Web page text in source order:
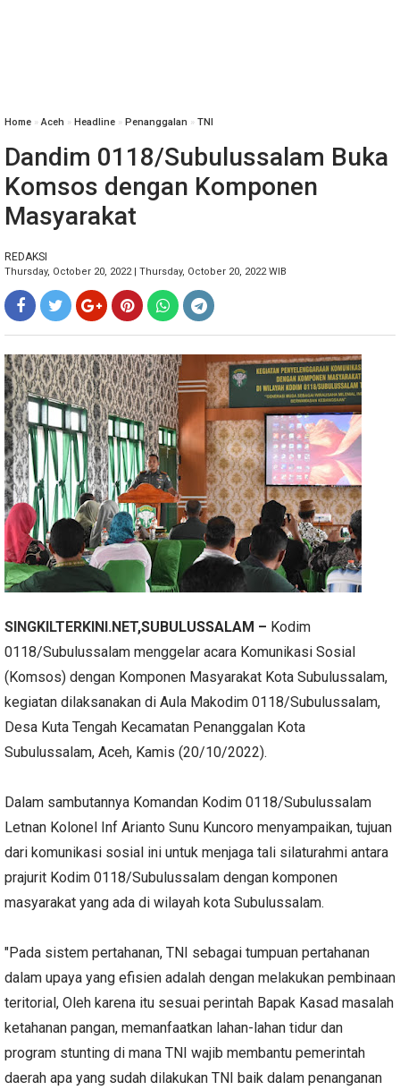
Home »Aceh » Headline » Penanggalan » TNI
Dandim 0118/Subulussalam Buka
Komsos dengan Komponen
Masyarakat
REDAKSI
Thursday, October 20, 2022 | Thursday, October 20, 2022 WIB
SINGKILTERKINI.NET,SUBULUSSALAM – Kodim
0118/Subulussalam menggelar acara Komunikasi Sosial
(Komsos) dengan Komponen Masyarakat Kota Subulussalam,
kegiatan dilaksanakan di Aula Makodim 0118/Subulussalam,
Desa Kuta Tengah Kecamatan Penanggalan Kota
Subulussalam, Aceh, Kamis (20/10/2022).
Dalam sambutannya Komandan Kodim 0118/Subulussalam
Letnan Kolonel Inf Arianto Sunu Kuncoro menyampaikan, tujuan
dari komunikasi sosial ini untuk menjaga tali silaturahmi antara
prajurit Kodim 0118/Subulussalam dengan komponen
masyarakat yang ada di wilayah kota Subulussalam.
"Pada sistem pertahanan, TNI sebagai tumpuan pertahanan
dalam upaya yang efisien adalah dengan melakukan pembinaan
teritorial, Oleh karena itu sesuai perintah Bapak Kasad masalah
ketahanan pangan, memanfaatkan lahan-lahan tidur dan
program stunting di mana TNI wajib membantu pemerintah
daerah apa yang sudah dilakukan TNI baik dalam penanganan